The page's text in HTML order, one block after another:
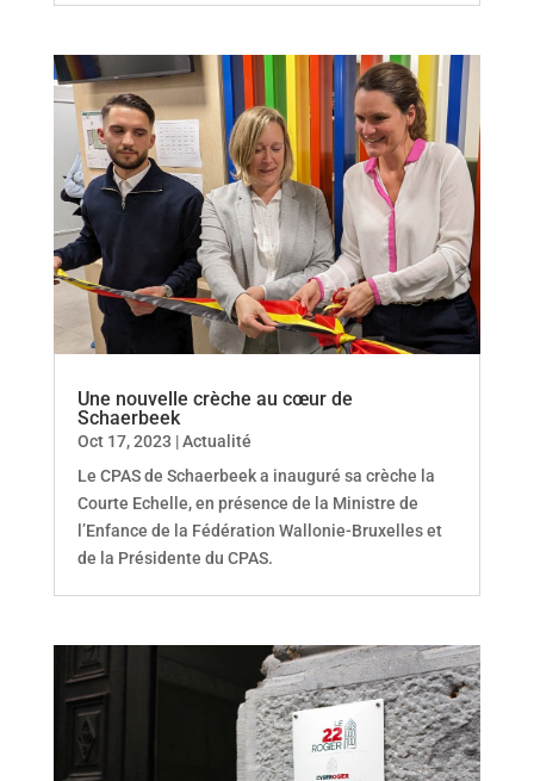
Une nouvelle crèche au cœur de
Schaerbeek
Oct 17, 2023 |Actualité
Le CPAS de Schaerbeek a inauguré sa crèche la
Courte Echelle, en présence de la Ministre de
l’Enfance de la Fédération Wallonie-Bruxelles et
de la Présidente du CPAS.